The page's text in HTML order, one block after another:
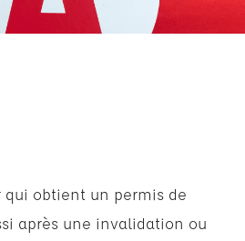
obtient un permis de
après une invalidation ou